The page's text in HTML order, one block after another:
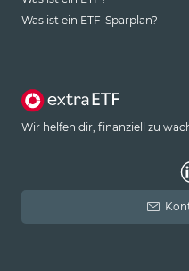
Was ist ein ETF-Sparplan?
Wir helfen dir, finanziell zu